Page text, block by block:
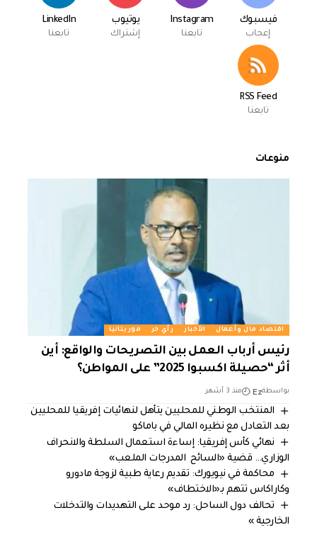
فيسبوك
إعجاب
Instagram
تابعنا
يوتيوب
إشتراك
LinkedIn
تابعنا
RSS Feed
تابعنا
منوعات
اقتصاد مال وأعمال الأخبار رأي حر موريتانيا
رئيس أرباب العمل بين التصريحات والواقع: أين
أثر “حصيلة اكسبوا 2025” على المواطن؟
بواسطةEz منذ 3 أشهر
المنتخب الوطني للمحليين يتأهل لنهائيات إفريقيا للمحليين
بعد التعادل مع نظيره المالي في باماكو
نهائي كأس إفريقيا: إساءة استعمال السلطة والانحراف
الوزاري… قضية «السائح المدرجات الملعب»
محاكمة في نيويورك: تقديم رعاية طبية لزوجة مادورو
وكاراكاس تتهم بـ«الاختطاف»
تحالف دول الساحل: رد موحد على التهديدات والتدخلات
الخارجية »